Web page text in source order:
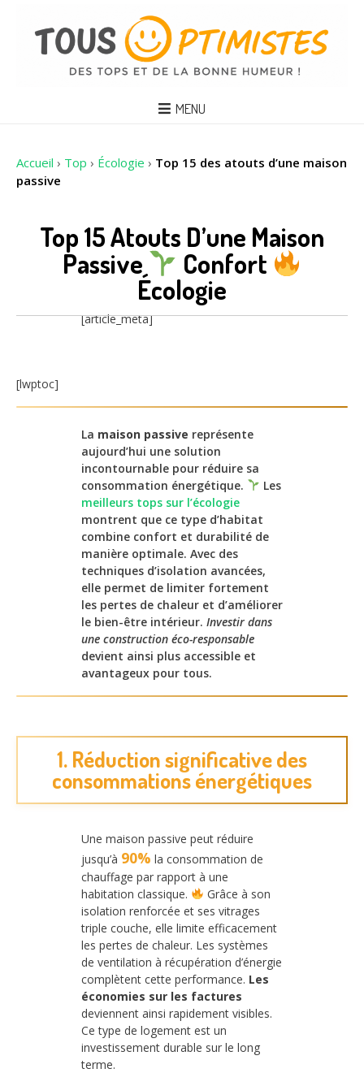
MENU
Accueil › Top › Écologie › Top 15 des atouts d’une maison
passive
Top 15 Atouts D’une Maison
Passive
Confort
Écologie
[article_meta]
[lwptoc]
La maison passive représente
aujourd’hui une solution
incontournable pour réduire sa
consommation énergétique.
Les
meilleurs tops sur l’écologie
montrent que ce type d’habitat
combine confort et durabilité de
manière optimale. Avec des
techniques d’isolation avancées,
elle permet de limiter fortement
les pertes de chaleur et d’améliorer
le bien-être intérieur. Investir dans
une construction éco-responsable
devient ainsi plus accessible et
avantageux pour tous.
1. Réduction significative des
consommations énergétiques
Une maison passive peut réduire
jusqu’à 90% la consommation de
chauffage par rapport à une
habitation classique.
Grâce à son
isolation renforcée et ses vitrages
triple couche, elle limite efficacement
les pertes de chaleur. Les systèmes
de ventilation à récupération d’énergie
complètent cette performance. Les
économies sur les factures
deviennent ainsi rapidement visibles.
Ce type de logement est un
investissement durable sur le long
terme.